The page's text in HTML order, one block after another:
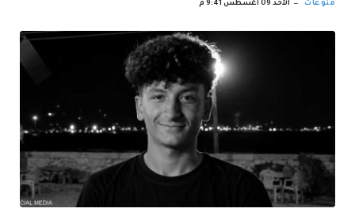
منوعات الأحد 09 أغسطس 9:41 م